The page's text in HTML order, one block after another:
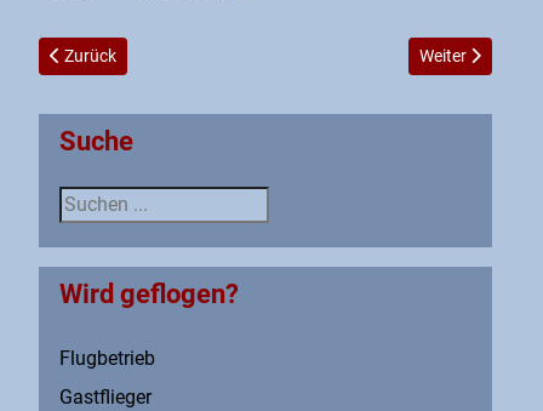
Vorheriger Beitrag: Was die Holländer alles können...
Zurück Nächster
Weiter
Suche
Suche
Wird geflogen?
Flugbetrieb
Gastflieger